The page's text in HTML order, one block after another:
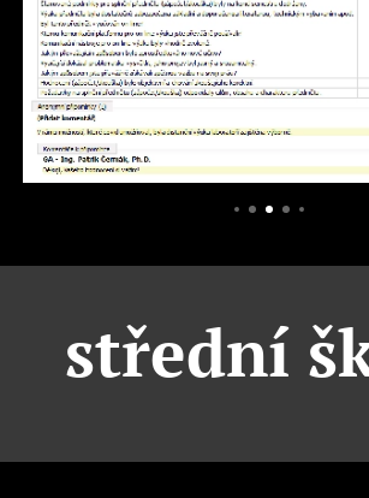
střední